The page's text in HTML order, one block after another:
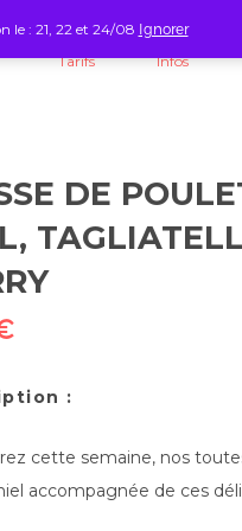
Tarifs Infos
DE
:
cette semaine, nos
accompagnée de ces
le : 21, 22 et 24/08 Ignorer